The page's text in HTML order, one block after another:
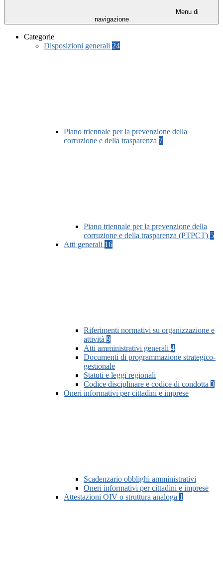
Menu di
navigazione
Categorie
Disposizioni generali 24
Piano triennale per la prevenzione della
corruzione e della trasparenza 7
Piano triennale per la prevenzione della
corruzione e della trasparenza (PTPCT) 5
Atti generali 16
Riferimenti normativi su organizzazione e
attività 9
Atti amministrativi generali 4
Documenti di programmazione strategico-
gestionale
Statuti e leggi regionali
Codice disciplinare e codice di condotta 3
Oneri informativi per cittadini e imprese
Scadenzario obblighi amministrativi
Oneri informativi per cittadini e imprese
Attestazioni OIV o struttura analoga 1